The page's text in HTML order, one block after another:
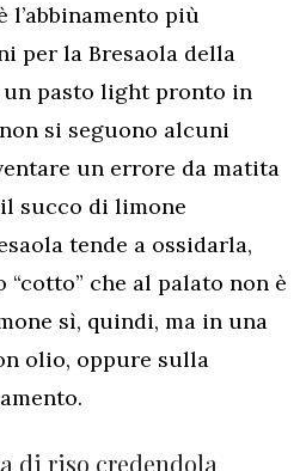
più
per la Bresaola della
pasto light pronto in
si seguono alcuni
un errore da matita
succo di limone
tende a ossidarla,
che al palato non è
sì, quindi, ma in una
olio, oppure sulla
di riso credendola